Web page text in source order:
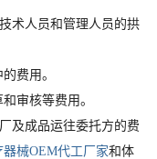
术人员和管理人员的拱
费用。
审核等费用。
及成品运往委托方的费
械OEM代工厂家和体